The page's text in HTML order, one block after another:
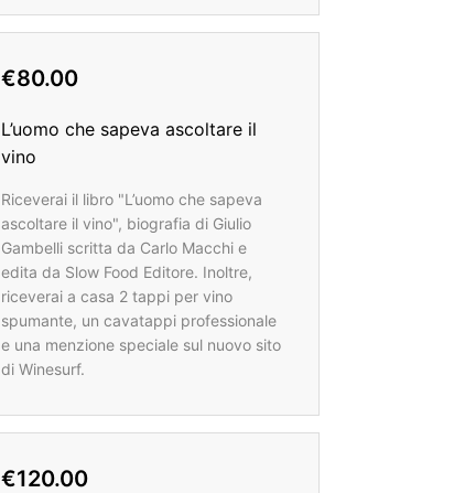
€80.00
L’uomo che sapeva ascoltare il
vino
Riceverai il libro "L’uomo che sapeva
ascoltare il vino", biografia di Giulio
Gambelli scritta da Carlo Macchi e
edita da Slow Food Editore. Inoltre,
riceverai a casa 2 tappi per vino
spumante, un cavatappi professionale
e una menzione speciale sul nuovo sito
di Winesurf.
€120.00